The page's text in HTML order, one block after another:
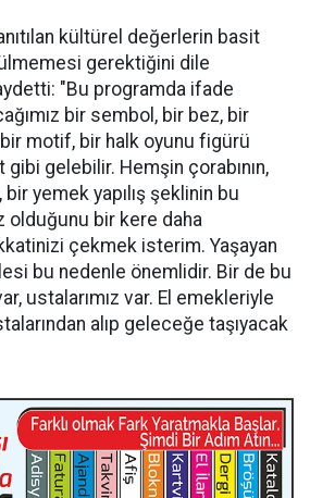
kültürel değerlerin basit
gerektiğini dile
"Bu programda ifade
bir sembol, bir bez, bir
motif, bir halk oyunu figürü
gelebilir. Hemşin çorabının,
bir yemek yapılış şeklinin bu
olduğunu bir kere daha
çekmek isterim. Yaşayan
bu nedenle önemlidir. Bir de bu
ustalarımız var. El emekleriyle
alıp geleceğe taşıyacak